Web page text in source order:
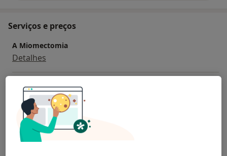
Serviços e preços
A Miomectomia
Detalhes
Cesariana
Detalhes
Colpoperineoplastia Anterior E Posterior
Detalhes